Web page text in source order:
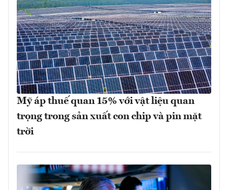
Mỹ áp thuế quan 15% với vật liệu quan
trọng trong sản xuất con chip và pin mặt
trời